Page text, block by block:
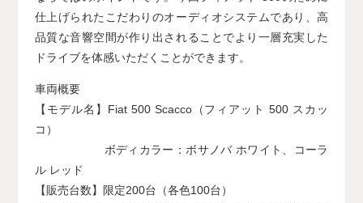
仕上げられたこだわりのオーディオシステムであり、高
品質な音響空間が作り出されることでより一層充実した
ドライブを体感いただくことができます。
車両概要
【モデル名】Fiat 500 Scacco（フィアット 500 スカッ
コ）
ボディカラー：ボサノバ ホワイト、コーラ
ル レッド
【販売台数】限定200台（各色100台）